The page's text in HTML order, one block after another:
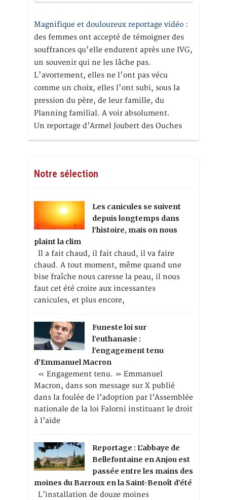
Magnifique et douloureux reportage vidéo :
des femmes ont accepté de témoigner des
souffrances qu'elle endurent après une IVG,
un souvenir qui ne les lâche pas.
L'avortement, elles ne l'ont pas vécu
comme un choix, elles l'ont subi, sous la
pression du père, de leur famille, du
Planning familial. A voir absolument.
Un reportage d’Armel Joubert des Ouches
Notre sélection
Les canicules se suivent
depuis longtemps dans
l’histoire, mais on nous
plaint la clim
Il a fait chaud, il fait chaud, il va faire
chaud. A tout moment, même quand une
bise fraîche nous caresse la peau, il nous
faut cet été croire aux incessantes
canicules, et plus encore,
Funeste loi sur
l’euthanasie :
l’engagement tenu
d’Emmanuel Macron
« Engagement tenu. » Emmanuel
Macron, dans son message sur X publié
dans la foulée de l’adoption par l’Assemblée
nationale de la loi Falorni instituant le droit
à l’aide
Reportage : L’abbaye de
Bellefontaine en Anjou est
passée entre les mains des
moines du Barroux en la Saint-Benoît d’été
L’installation de douze moines